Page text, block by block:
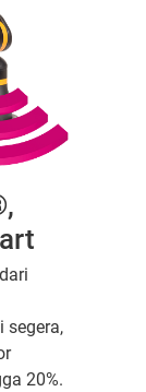
segera,
20%.